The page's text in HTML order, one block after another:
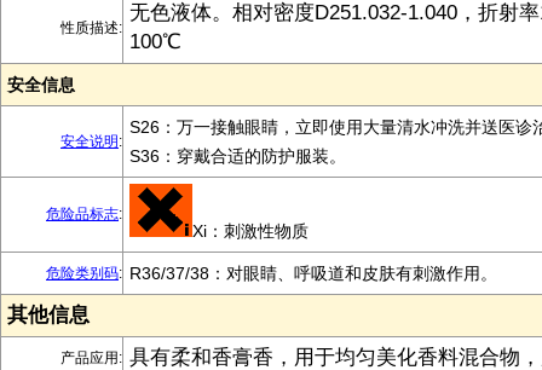
性质描述:
无色液体。相对密度D251.032-1.040，折射
100℃
安全信息
安全说明 :
S26：万一接触眼睛，立即使用大量清水冲洗并送医诊
S36：穿戴合适的防护服装。
危险品标志:
Xi：刺激性物质
危险类别码: R36/37/38：对眼睛、呼吸道和皮肤有刺激作用。
其他信息
产品应用: 具有柔和香膏香，用于均匀美化香料混合物